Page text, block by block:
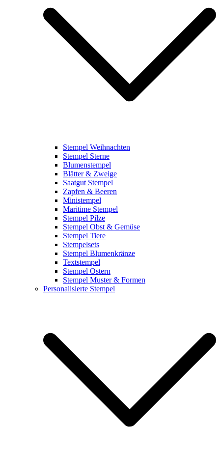
Stempel Weihnachten
Stempel Sterne
Blumenstempel
Blätter & Zweige
Saatgut Stempel
Zapfen & Beeren
Ministempel
Maritime Stempel
Stempel Pilze
Stempel Obst & Gemüse
Stempel Tiere
Stempelsets
Stempel Blumenkränze
Textstempel
Stempel Ostern
Stempel Muster & Formen
Personalisierte Stempel